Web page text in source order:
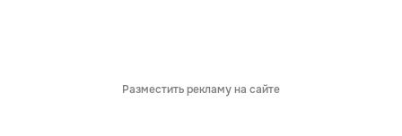
Разместить рекламу на сайте